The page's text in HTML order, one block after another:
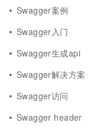
Swagger案例
Swagger入门
Swagger生成api
Swagger解决方案
Swagger访问
Swagger header